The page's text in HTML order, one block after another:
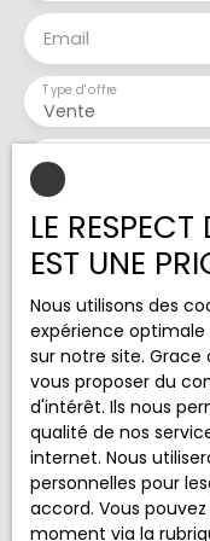
comprenant : -
de vie (environ
(environ 9. 60m²),
(environ 7m²), -
desservant une
grenier d'environ
comptabilisé
travaux à prévoir
chambre). Le
et arboré avec
fruitiers ; un puits.
d'environ 34m².
trouverez
motorisée et
dessus.
électrique et bois
insert) - Eau
électriques dont
dans la maison
seconde maison
Email
Vente
Type d'offre
Maison
Couy (18140)
Localisation
Surface min (m²)
Pièces min
J'accepte le
personnelles
souhaitez pas
LE
EST UNE
Nous utilisons des
expérience
sur notre site. Grace
vous proposer du
d'intérêt. Ils nous
qualité de nos
internet. Nous
personnelles pour
accord. Vous
moment via la